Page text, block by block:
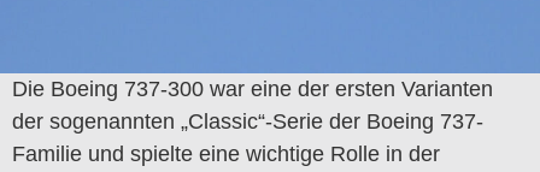
Die Boeing 737-300 war eine der ersten Varianten
der sogenannten „Classic“-Serie der Boeing 737-
Familie und spielte eine wichtige Rolle in der